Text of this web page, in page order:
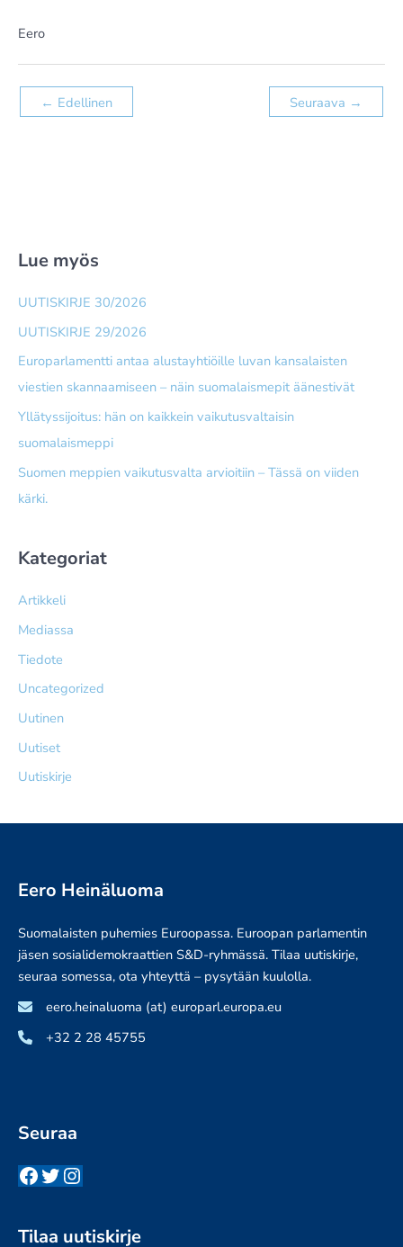
Eero
← Edellinen Seuraava →
Lue myös
UUTISKIRJE 30/2026
UUTISKIRJE 29/2026
Europarlamentti antaa alusta­yhtiöille luvan kansalaisten
viestien skannaamiseen – näin suomalais­mepit äänestivät
Yllätyssijoitus: hän on kaikkein vaikutusvaltaisin
suomalaismeppi
Suomen meppien vaikutusvalta arvioitiin – Tässä on viiden
kärki.
Kategoriat
Artikkeli
Mediassa
Tiedote
Uncategorized
Uutinen
Uutiset
Uutiskirje
Eero Heinäluoma
Suomalaisten puhemies Euroopassa. Euroopan parlamentin
jäsen sosialidemokraattien S&D-ryhmässä. Tilaa uutiskirje,
seuraa somessa, ota yhteyttä – pysytään kuulolla.
eero.heinaluoma (at) europarl.europa.eu
+32 2 28 45755
Seuraa
Facebook
Twitter
Instagram
Tilaa uutiskirje